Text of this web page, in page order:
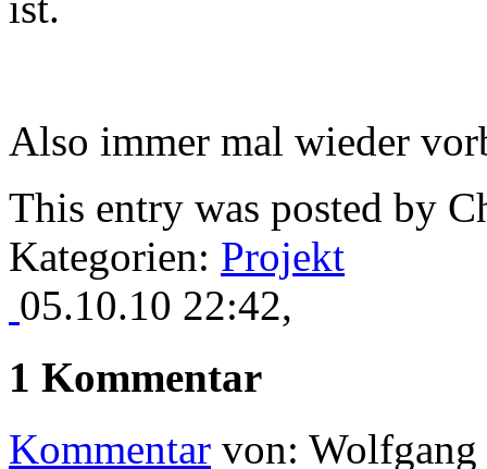
Also immer mal wieder
This entry was posted by
Kategorien: Projekt
05.10.10 22:42,
1 Kommentar
Kommentar von: